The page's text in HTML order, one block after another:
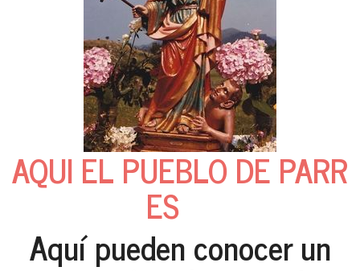
AQUI EL PUEBLO DE PARR
ES
Aquí pueden conocer un